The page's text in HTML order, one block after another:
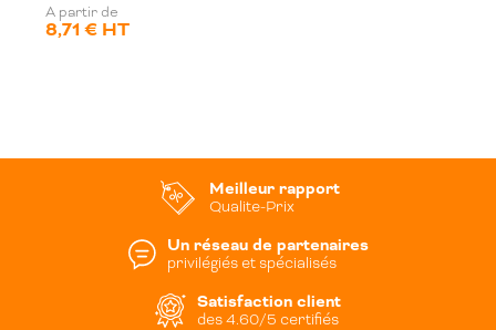
A partir de
8,71 € HT
Meilleur rapport
Qualite-Prix
Un réseau de partenaires
privilégiés et spécialisés
Satisfaction client
des 4.60/5 certifiés